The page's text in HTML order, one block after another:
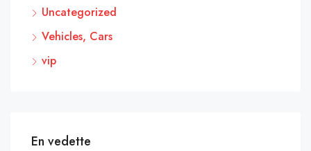
Uncategorized
Vehicles, Cars
vip
En vedette